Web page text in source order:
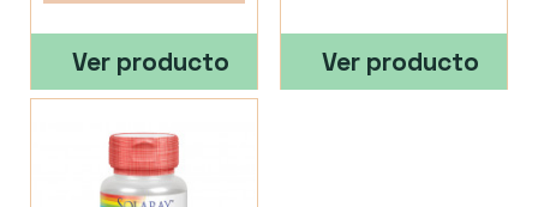
Ver producto Ver producto